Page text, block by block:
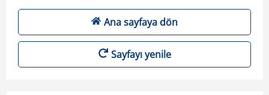
Ana sayfaya dön
Sayfayı yenile